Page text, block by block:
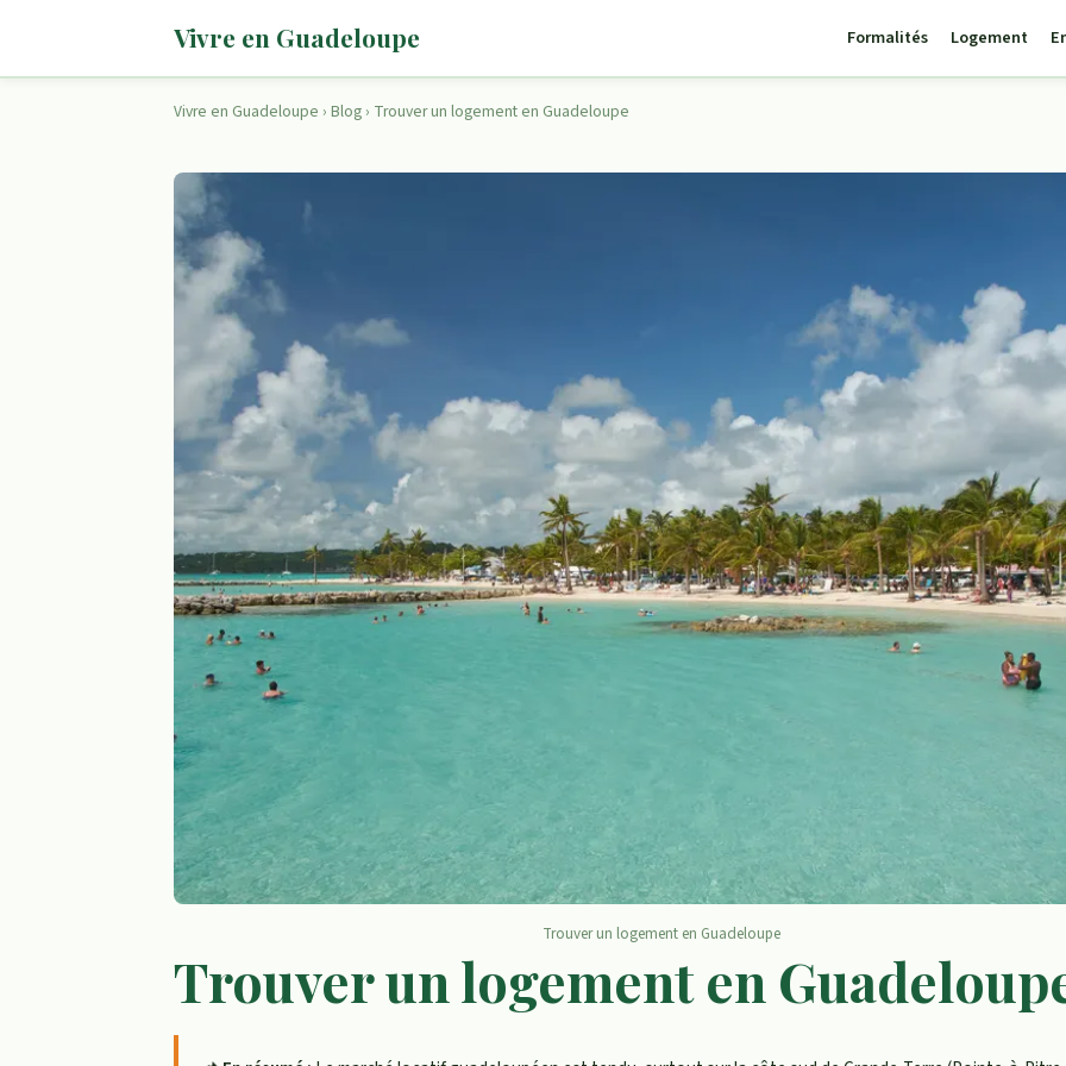
Vivre en Guadeloupe Formalités Logement
Vivre en Guadeloupe › Blog › Trouver un logement en Guadeloupe
Trouver un logement en Guadeloupe
Trouver un logement en